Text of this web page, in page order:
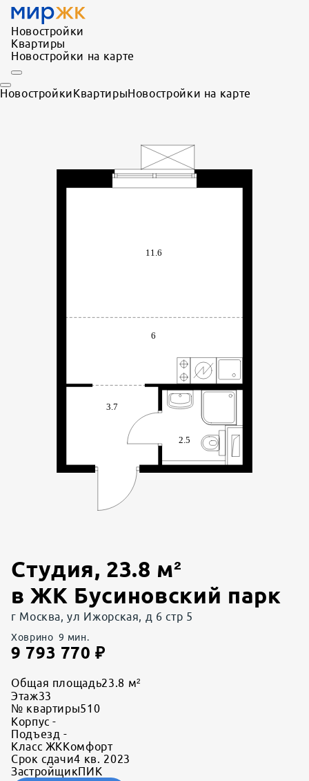
Новостройки
Квартиры
Новостройки на карте
НовостройкиКвартирыНовостройки на карте
Студия, 23.8 м²
вЖК Бусиновский парк
г Москва, ул Ижорская, д 6 стр 5
Ховрино 9 мин.
9 793 770 ₽
Общая площадь23.8 м²
Этаж33
№ квартиры510
Корпус -
Подъезд -
Класс ЖК Комфорт
Срок сдачи4 кв. 2023
Застройщик ПИК